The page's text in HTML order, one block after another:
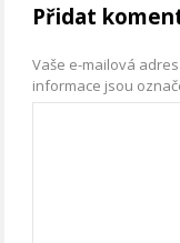
Přidat
Vaše e-mailová
informace jsou